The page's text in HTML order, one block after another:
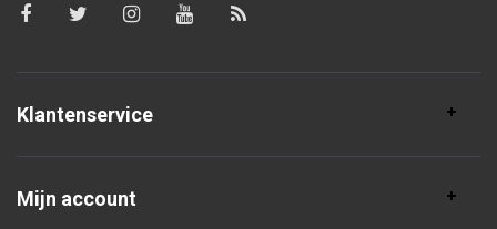
Klantenservice
Mijn account